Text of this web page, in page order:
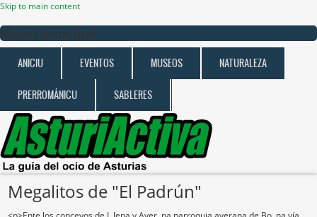
Skip to main content
Menú principal
ANICIU EVENTOS MUSEOS NATURALEZA
PRERROMÁNICU SABLERES
Megalitos de "El Padrún"